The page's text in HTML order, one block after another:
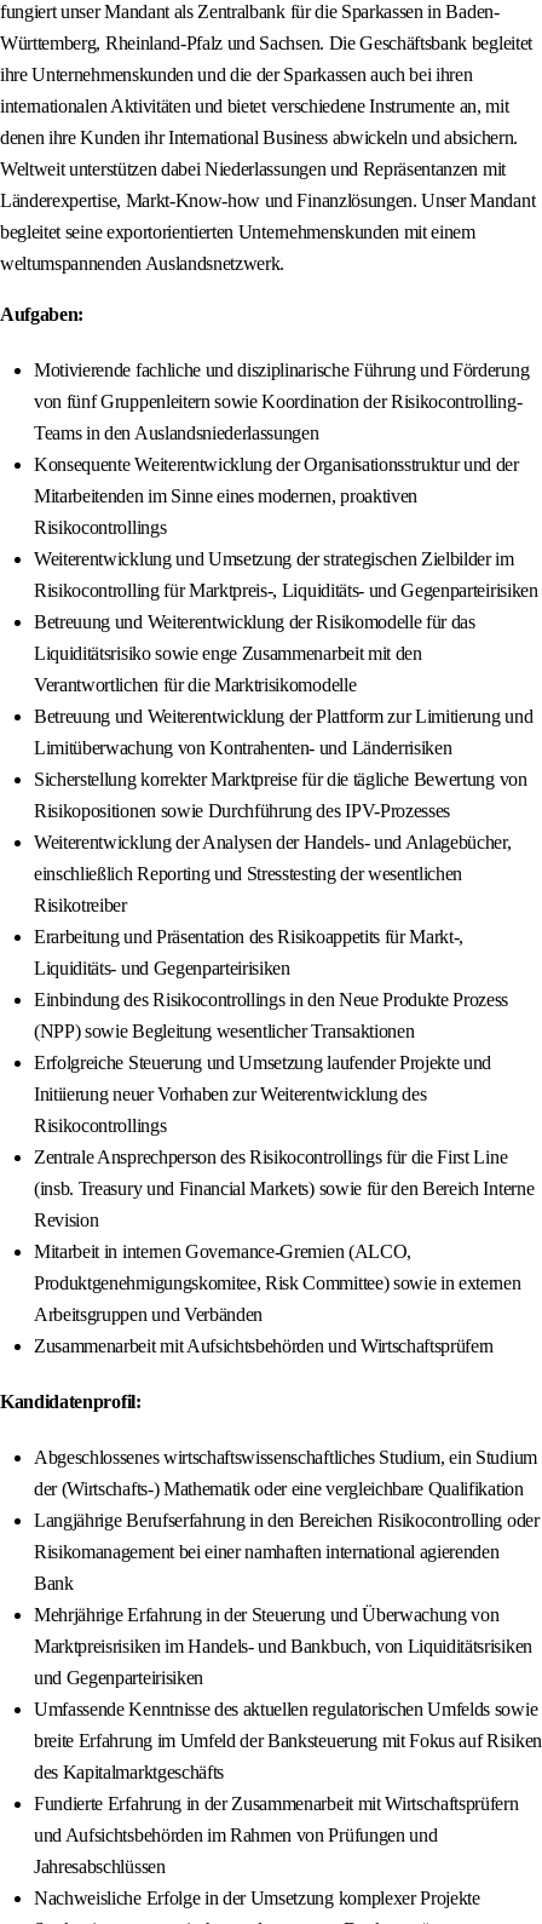
fungiert unser Mandant als Zentralbank für die Sparkassen in Baden-
Württemberg, Rheinland-Pfalz und Sachsen. Die Geschäftsbank begleitet
ihre Unternehmenskunden und die der Sparkassen auch bei ihren
internationalen Aktivitäten und bietet verschiedene Instrumente an, mit
denen ihre Kunden ihr International Business abwickeln und absichern.
Weltweit unterstützen dabei Niederlassungen und Repräsentanzen mit
Länderexpertise, Markt-Know-how und Finanzlösungen. Unser Mandant
begleitet seine exportorientierten Unternehmenskunden mit einem
weltumspannenden Auslandsnetzwerk.
Aufgaben:
Motivierende fachliche und disziplinarische Führung und Förderung
von fünf Gruppenleitern sowie Koordination der Risikocontrolling-
Teams in den Auslandsniederlassungen
Konsequente Weiterentwicklung der Organisationsstruktur und der
Mitarbeitenden im Sinne eines modernen, proaktiven
Risikocontrollings
Weiterentwicklung und Umsetzung der strategischen Zielbilder im
Risikocontrolling für Marktpreis-, Liquiditäts- und Gegenparteirisiken
Betreuung und Weiterentwicklung der Risikomodelle für das
Liquiditätsrisiko sowie enge Zusammenarbeit mit den
Verantwortlichen für die Marktrisikomodelle
Betreuung und Weiterentwicklung der Plattform zur Limitierung und
Limitüberwachung von Kontrahenten- und Länderrisiken
Sicherstellung korrekter Marktpreise für die tägliche Bewertung von
Risikopositionen sowie Durchführung des IPV-Prozesses
Weiterentwicklung der Analysen der Handels- und Anlagebücher,
einschließlich Reporting und Stresstesting der wesentlichen
Risikotreiber
Erarbeitung und Präsentation des Risikoappetits für Markt-,
Liquiditäts- und Gegenparteirisiken
Einbindung des Risikocontrollings in den Neue Produkte Prozess
(NPP) sowie Begleitung wesentlicher Transaktionen
Erfolgreiche Steuerung und Umsetzung laufender Projekte und
Initiierung neuer Vorhaben zur Weiterentwicklung des
Risikocontrollings
Zentrale Ansprechperson des Risikocontrollings für die First Line
(insb. Treasury und Financial Markets) sowie für den Bereich Interne
Revision
Mitarbeit in internen Governance-Gremien (ALCO,
Produktgenehmigungskomitee, Risk Committee) sowie in externen
Arbeitsgruppen und Verbänden
Zusammenarbeit mit Aufsichtsbehörden und Wirtschaftsprüfern
Kandidatenprofil:
Abgeschlossenes wirtschaftswissenschaftliches Studium, ein Studium
der (Wirtschafts-) Mathematik oder eine vergleichbare Qualifikation
Langjährige Berufserfahrung in den Bereichen Risikocontrolling oder
Risikomanagement bei einer namhaften international agierenden
Bank
Mehrjährige Erfahrung in der Steuerung und Überwachung von
Marktpreisrisiken im Handels- und Bankbuch, von Liquiditätsrisiken
und Gegenparteirisiken
Umfassende Kenntnisse des aktuellen regulatorischen Umfelds sowie
breite Erfahrung im Umfeld der Banksteuerung mit Fokus auf Risiken
des Kapitalmarktgeschäfts
Fundierte Erfahrung in der Zusammenarbeit mit Wirtschaftsprüfern
und Aufsichtsbehörden im Rahmen von Prüfungen und
Jahresabschlüssen
Nachweisliche Erfolge in der Umsetzung komplexer Projekte